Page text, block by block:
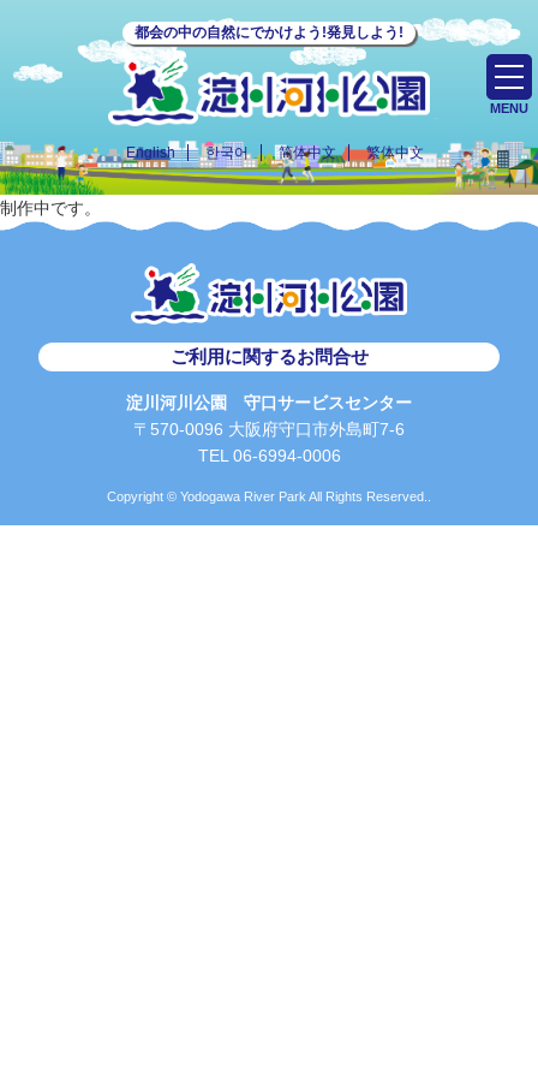
都会の中の自然にでかけよう!発見しよう!
English 한국어 简体中文 繁体中文
MENU
制作中です。
ご利用に関するお問合せ
淀川河川公園 守口サービスセンター
〒570-0096 大阪府守口市外島町7-6
TEL 06-6994-0006
Copyright © Yodogawa River Park All Rights Reserved..